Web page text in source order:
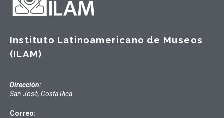
Instituto Latinoamericano de Museos
(ILAM)
Dirección:
San José, Costa Rica
Correo: